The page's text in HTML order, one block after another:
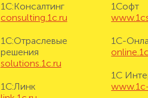
1С:Консалтинг
consulting.1c.ru
1С:Отраслевые
решения
solutions.1c.ru
1С:Линк
1Софт
1С-
1С